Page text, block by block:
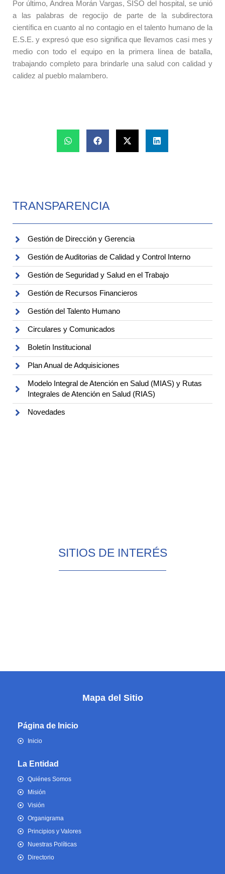
Por último, Andrea Morán Vargas, SISO del hospital, se unió
a las palabras de regocijo de parte de la subdirectora
científica en cuanto al no contagio en el talento humano de la
E.S.E. y expresó que eso significa que llevamos casi mes y
medio con todo el equipo en la primera línea de batalla,
trabajando completo para brindarle una salud con calidad y
calidez al pueblo malambero.
TRANSPARENCIA
Gestión de Dirección y Gerencia
Gestión de Auditorias de Calidad y Control Interno
Gestión de Seguridad y Salud en el Trabajo
Gestión de Recursos Financieros
Gestión del Talento Humano
Circulares y Comunicados
Boletín Institucional
Plan Anual de Adquisiciones
Modelo Integral de Atención en Salud (MIAS) y Rutas
Integrales de Atención en Salud (RIAS)
Novedades
SITIOS DE INTERÉS
Mapa del Sitio
Página de Inicio
Inicio
La Entidad
Quiénes Somos
Misión
Visión
Organigrama
Principios y Valores
Nuestras Políticas
Directorio